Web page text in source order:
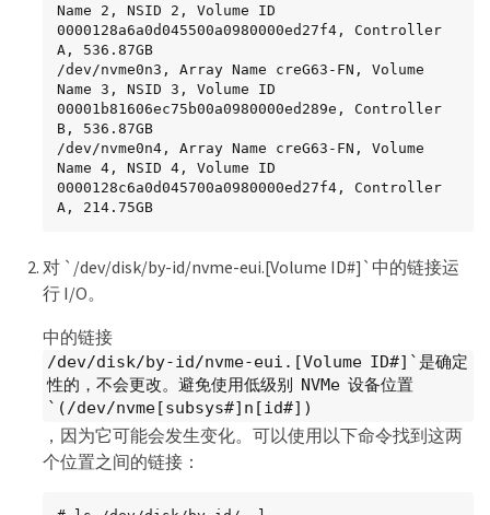
Name 2, NSID 2, Volume ID
0000128a6a0d045500a0980000ed27f4, Controller
A, 536.87GB
/dev/nvme0n3, Array Name creG63-FN, Volume
Name 3, NSID 3, Volume ID
00001b81606ec75b00a0980000ed289e, Controller
B, 536.87GB
/dev/nvme0n4, Array Name creG63-FN, Volume
Name 4, NSID 4, Volume ID
0000128c6a0d045700a0980000ed27f4, Controller
A, 214.75GB
对 `/dev/disk/by-id/nvme-eui.[Volume ID#]`中的链接运
行 I/O。
中的链接
/dev/disk/by-id/nvme-eui.[Volume ID#]`是确定
性的，不会更改。避免使用低级别 NVMe 设备位置
`(/dev/nvme[subsys#]n[id#])
，因为它可能会发生变化。可以使用以下命令找到这两
个位置之间的链接：